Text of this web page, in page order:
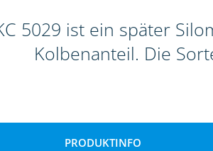
5029 ist ein später
Kolbenanteil. Die
PRODUKTINFO